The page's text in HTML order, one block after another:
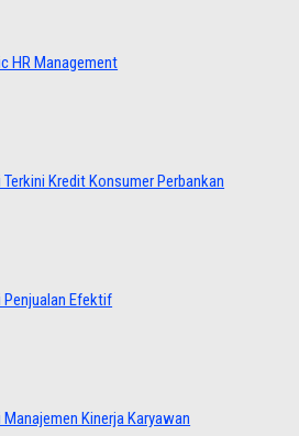
HR Management
Kredit Konsumer Perbankan
Penjualan Efektif
Kinerja Karyawan